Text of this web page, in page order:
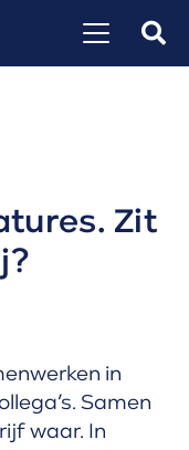
Zit
in
Samen
waar. In